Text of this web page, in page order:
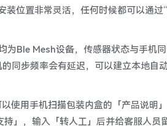
位置非常灵活，任何时候都可以通过
Ble Mesh设备，传感器状态与手机
同步频率会有延迟，可以建立本地自
使用手机扫描包装内盒的「产品说明
」，输入「转人工」后并给客服人员留